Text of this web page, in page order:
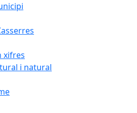
xifres
i natural